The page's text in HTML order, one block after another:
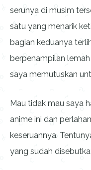
serunya di musim
satu yang menarik
bagian keduanya
berpenampilan
saya memutuskan
Mau tidak mau saya
anime ini dan
keseruannya.
yang sudah